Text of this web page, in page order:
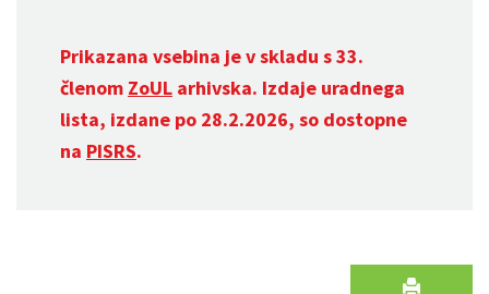
Prikazana vsebina je v skladu s 33.
členom ZoUL arhivska. Izdaje uradnega
lista, izdane po 28.2.2026, so dostopne
na PISRS.